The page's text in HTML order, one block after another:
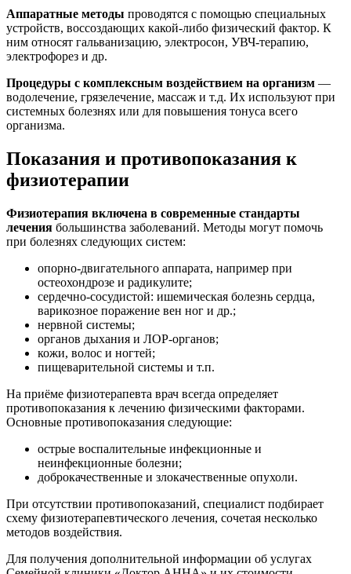
Аппаратные методы проводятся с помощью специальных
устройств, воссоздающих какой-либо физический фактор. К
ним относят гальванизацию, электросон, УВЧ-терапию,
электрофорез и др.
Процедуры с комплексным воздействием на организм —
водолечение, грязелечение, массаж и т.д. Их используют при
системных болезнях или для повышения тонуса всего
организма.
Показания и противопоказания к
физиотерапии
Физиотерапия включена в современные стандарты
лечения большинства заболеваний. Методы могут помочь
при болезнях следующих систем:
опорно-двигательного аппарата, например при
остеохондрозе и радикулите;
сердечно-сосудистой: ишемическая болезнь сердца,
варикозное поражение вен ног и др.;
нервной системы;
органов дыхания и ЛОР-органов;
кожи, волос и ногтей;
пищеварительной системы и т.п.
На приёме физиотерапевта врач всегда определяет
противопоказания к лечению физическими факторами.
Основные противопоказания следующие:
острые воспалительные инфекционные и
неинфекционные болезни;
доброкачественные и злокачественные опухоли.
При отсутствии противопоказаний, специалист подбирает
схему физиотерапевтического лечения, сочетая несколько
методов воздействия.
Для получения дополнительной информации об услугах